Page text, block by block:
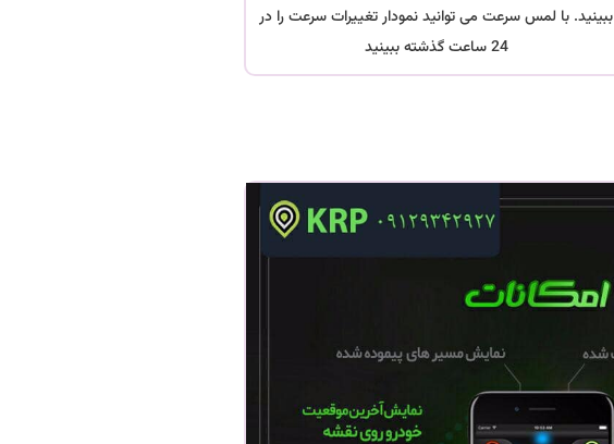
ببینید. با لمس سرعت می توانید نمودار تغییرات سرعت را در
24 ساعت گذشته ببینید